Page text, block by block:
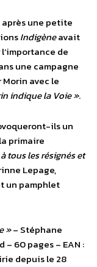
une petite
Indigèneavait
de
une campagne
avec le
indique la Voie ».
ils un
primaire
tous les résignés et
Lepage,
un pamphlet
»– Stéphane
– 60 pages – EAN :
depuis le 28